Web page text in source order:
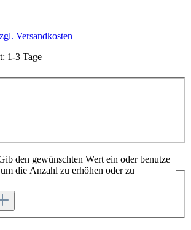
Versandkosten
1-3 Tage
den gewünschten Wert ein oder benutze
die Anzahl zu erhöhen oder zu